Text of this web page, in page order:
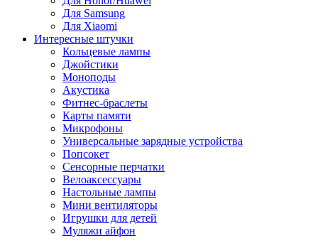
Для Samsung
Для Xiaomi
Интересные штучки
Кольцевые лампы
Джойстики
Моноподы
Акустика
Фитнес-браслеты
Карты памяти
Микрофоны
Универсальные зарядные устройства
Попсокет
Сенсорные перчатки
Велоаксессуары
Настольные лампы
Мини вентиляторы
Игрушки для детей
Муляжи айфон